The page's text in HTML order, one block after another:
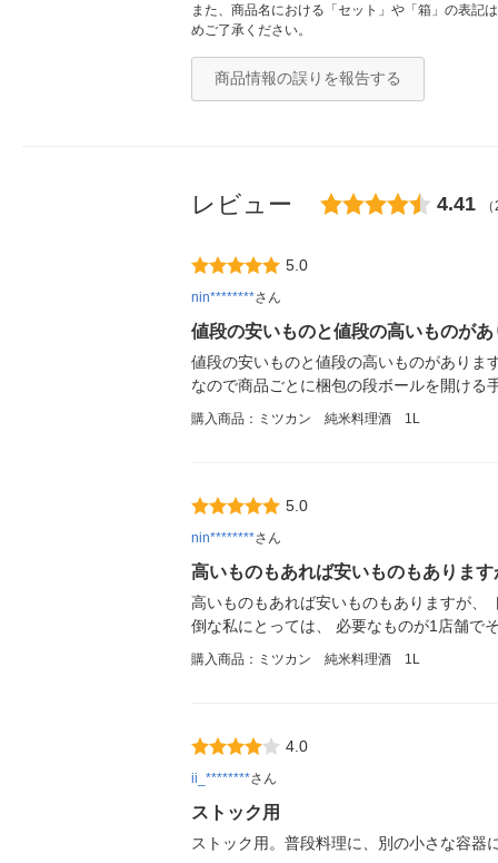
また、商品名における「セット」や「箱」の表記
めご了承ください。
商品情報の誤りを報告する
レビュー 4.41
5.0
nin********さん
値段の安いものと値段の高いものが
値段の安いものと値段の高いものがありま
なので商品ごとに梱包の段ボールを開ける
購入商品：ミツカン 純米料理酒 1L
5.0
nin********さん
高いものもあれば安いものもありま
高いものもあれば安いものもありますが、
倒な私にとっては、 必要なものが1店舗で
購入商品：ミツカン 純米料理酒 1L
4.0
ii_********さん
ストック用
ストック用。普段料理に、別の小さな容